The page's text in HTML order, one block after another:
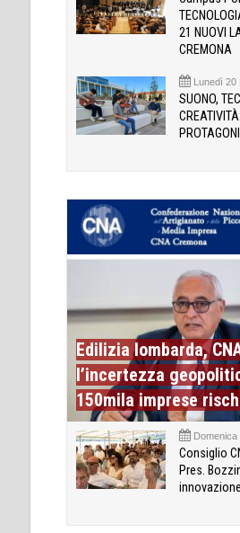
21 NUOVI
CREMONA
Lunedì 20
SUONO,
Edilizia lombarda,
l’incertezza
150mila imprese
Consiglio
Pres.
innovazione